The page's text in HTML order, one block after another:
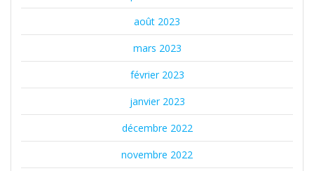
août 2023
mars 2023
février 2023
janvier 2023
décembre 2022
novembre 2022